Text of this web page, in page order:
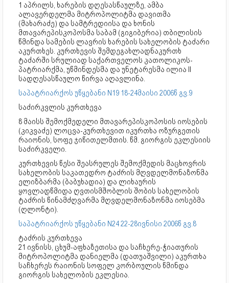
1 აპრილს, ხარების დღესასწაულზე, ამბა
ალავერდელმა მიტროპოლიტმა დავითმა
(მახარაძე) და სამტრედიისა და ხონის
მთავარეპისკოპოსმა საბამ (გიგიბერია) თბილისის
წმინდა სამების ლავრის ხარების სახელობის ტაძარი
აკურთხეს. კურთხევის შემდეგახლადნაკურთხ
ტაძარში სრულიად საქართველოს კათოლიკოს-
პატრიარქმა, უწმინდესმა და უნეტარესმა ილია II
სადღესასწაულო წირვა აღავლინა.
საპატრიარქოს უწყებანი N19 18-24მაისი 2006წ გვ.9
საძირკვლის კურთხევა
8 მაისს შემოქმედელი მთავარეპისკოპოსის იოსების
(კიკვაძე) ლოცვა-კურთხევით იკურთხა ოზურგეთის
რაიონის, სოფე ჯიწითელმთის. წმ. გიორგის ეკლესიის
საძირკველი.
კურთხევის წესი შეასრულეს შემოქმედის მაცხოვრის
სახელობის საკათედრო ტაძრის მღვდელმონაზონმა
ელიზბარმა (ბაბუხადია) და ლიხაურის
ყოვლადწმიდა ღვთისმშობლის შობის სახელობის
ტაძრის წინამძღვარმა მღვდელმონაზონმა იოსებმა
(ღლონტი).
საპატრიარქოს უწყებანი N24 22-28ივნისი 2006წ გვ.8
ტაძრის კურთხევა
21 ივნისს, ცხუმ-აფხაზეთისა და საჩხერე-ჭიათურის
მიტროპოლიტმა დანიელმა (დათუაშვილი) აკურთხა
საჩხერეს რაიონის სოფელ კორბოულის წმინდა
გიორგის სახელობის ეკლესია.